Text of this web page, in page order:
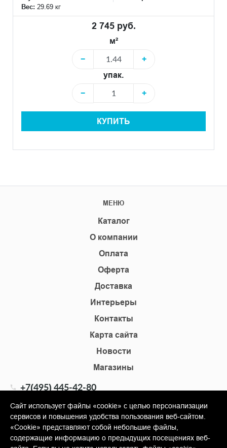
Вес: 29.69 кг
2 745 руб.
м²
−
+
упак.
−
+
КУПИТЬ
МЕНЮ
Каталог
О компании
Оплата
Оферта
Доставка
Интерьеры
Контакты
Карта сайта
Новости
Магазины
+7(495) 445-42-80
info@shopkm.ru
© Copyright 2013-2026 KERAMA MARAZZI, ООО «Гамма
Сайт использует файлы «cookie» с целью персонализации
сервисов и повышения удобства пользования веб-сайтом.
«Cookie» представляют собой небольшие файлы,
содержащие информацию о предыдущих посещениях веб-